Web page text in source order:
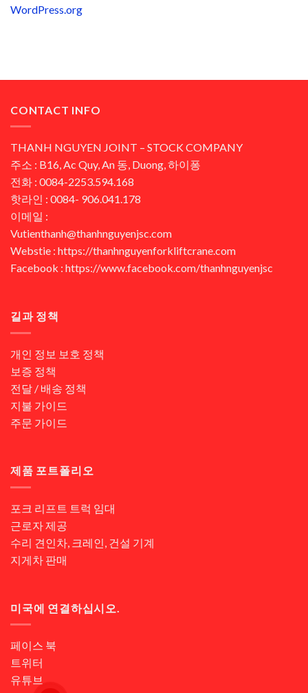
WordPress.org
CONTACT INFO
THANH NGUYEN JOINT – STOCK COMPANY
주소 : B16, Ac Quy, An 동, Duong, 하이퐁
전화 : 0084-2253.594.168
핫라인 : 0084- 906.041.178
이메일 :
Vutienthanh@thanhnguyenjsc.com
Webstie : https://thanhnguyenforkliftcrane.com
Facebook : https://www.facebook.com/thanhnguyenjsc
길과 정책
개인 정보 보호 정책
보증 정책
전달 / 배송 정책
지불 가이드
주문 가이드
제품 포트폴리오
포크 리프트 트럭 임대
근로자 제공
수리 견인차, 크레인, 건설 기계
지게차 판매
미국에 연결하십시오.
페이스 북
트위터
유튜브